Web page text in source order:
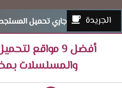
الجريدة جاري تحميل
أفضل 9 مواقع
والمسلسلات